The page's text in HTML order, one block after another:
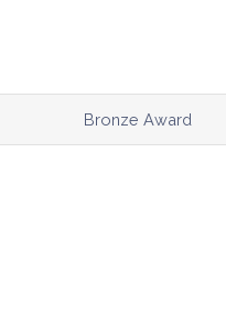
Bronze Award